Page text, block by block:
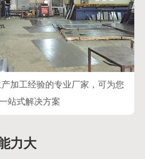
加工经验的专业厂家，可为您
站式解决方案
力大